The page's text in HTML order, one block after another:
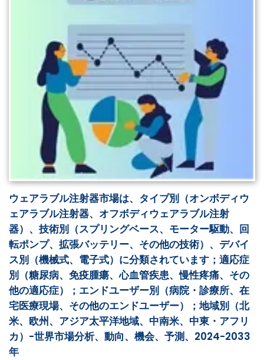
ウェアラブル注射器市場は、タイプ別（オンボディウ
ェアラブル注射器、オフボディウェアラブル注射
器）、技術別（スプリングベース、モーター駆動、回
転ポンプ、拡張バッテリー、その他の技術）、デバイ
ス別（機械式、電子式）に分類されています；適応症
別（糖尿病、免疫腫瘍、心血管疾患、慢性疼痛、その
他の適応症）；エンドユーザー別（病院・診療所、在
宅医療現場、その他のエンドユーザー）；地域別（北
米、欧州、アジア太平洋地域、中南米、中東・アフリ
カ）-世界市場分析、動向、機会、予測、2024-2033
年